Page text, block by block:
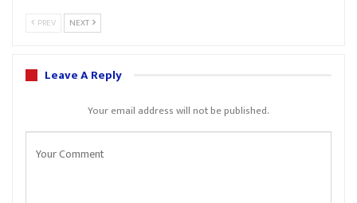
PREV NEXT
Leave A Reply
Your email address will not be published.